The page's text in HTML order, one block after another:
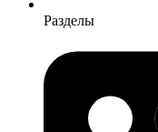
Разделы